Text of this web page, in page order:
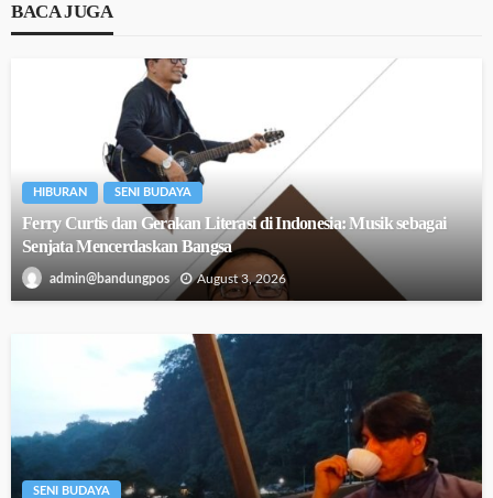
BACA JUGA
HIBURAN SENI BUDAYA
Ferry Curtis dan Gerakan Literasi di Indonesia: Musik sebagai
Senjata Mencerdaskan Bangsa
admin@bandungpos August 3, 2026
SENI BUDAYA